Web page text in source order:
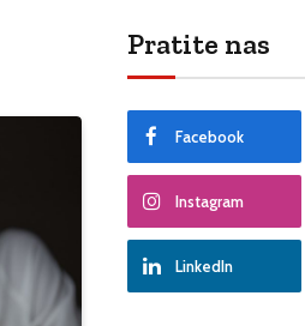
Pratite nas
Facebook
Instagram
LinkedIn